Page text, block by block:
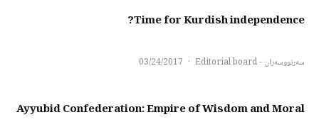
Time for Kurdish independence?
سەرنووسەران - Editorial board ·
03/24/2017
Ayyubid Confederation: Empire of Wisdom and Moral